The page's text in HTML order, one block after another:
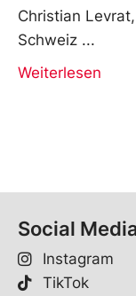
Christian
Schweiz
Weiterlesen
Social
Instagram
TikTok